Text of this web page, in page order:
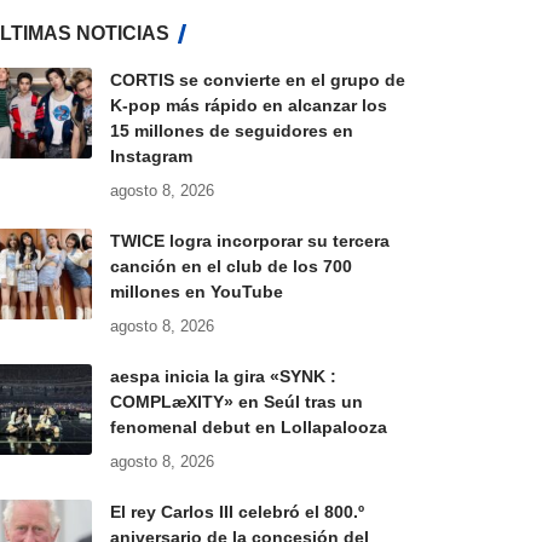
NOTICIAS
CORTIS se convierte en el grupo de
K-pop más rápido en alcanzar los
15 millones de seguidores en
Instagram
agosto 8, 2026
TWICE logra incorporar su tercera
canción en el club de los 700
millones en YouTube
agosto 8, 2026
aespa inicia la gira «SYNK :
COMPLæXITY» en Seúl tras un
fenomenal debut en Lollapalooza
agosto 8, 2026
El rey Carlos III celebró el 800.º
aniversario de la concesión del